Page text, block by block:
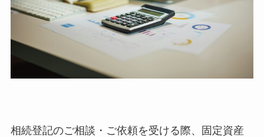
相続登記のご相談・ご依頼を受ける際、固定資産